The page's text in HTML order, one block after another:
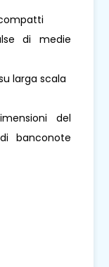
di medie
larga scala
del
banconote